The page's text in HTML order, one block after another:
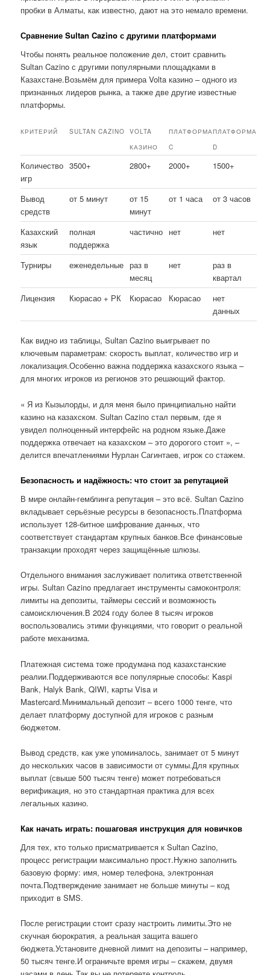
пробки в Алматы, как известно, дают на это немало времени.
Сравнение Sultan Cazino с другими платформами
Чтобы понять реальное положение дел, стоит сравнить
Sultan Cazino с другими популярными площадками в
Казахстане.Возьмём для примера Volta казино – одного из
признанных лидеров рынка, а также две другие известные
платформы.
КРИТЕРИЙ SULTAN CAZINO
VOLTA
КАЗИНО
ПЛАТФОРМА
C
ПЛАТФОРМА
D
Количество
игр
3500+ 2800+ 2000+ 1500+
Вывод
средств
от 5 минут
от 15
минут
от 1 часа от 3 часов
Казахский
язык
полная
поддержка
частично нет нет
Турниры еженедельные раз в
месяц
нет
раз в
квартал
Лицензия
Кюрасао + РК Кюрасао Кюрасао
нет
данных
Как видно из таблицы, Sultan Cazino выигрывает по
ключевым параметрам: скорость выплат, количество игр и
локализация.Особенно важна поддержка казахского языка –
для многих игроков из регионов это решающий фактор.
« Я из Кызылорды, и для меня было принципиально найти
казино на казахском. Sultan Cazino стал первым, где я
увидел полноценный интерфейс на родном языке.Даже
поддержка отвечает на казахском – это дорогого стоит », –
делится впечатлениями Нурлан Сагинтаев, игрок со стажем.
Безопасность и надёжность: что стоит за репутацией
В мире онлайн-гемблинга репутация – это всё. Sultan Cazino
вкладывает серьёзные ресурсы в безопасность.Платформа
использует 128-битное шифрование данных, что
соответствует стандартам крупных банков.Все финансовые
транзакции проходят через защищённые шлюзы.
Отдельного внимания заслуживает политика ответственной
игры. Sultan Cazino предлагает инструменты самоконтроля:
лимиты на депозиты, таймеры сессий и возможность
самоисключения.В 2024 году более 8 тысяч игроков
воспользовались этими функциями, что говорит о реальной
работе механизма.
Платежная система тоже продумана под казахстанские
реалии.Поддерживаются все популярные способы: Kaspi
Bank, Halyk Bank, QIWI, карты Visa и
Mastercard.Минимальный депозит – всего 1000 тенге, что
делает платформу доступной для игроков с разным
бюджетом.
Вывод средств, как уже упоминалось, занимает от 5 минут
до нескольких часов в зависимости от суммы.Для крупных
выплат (свыше 500 тысяч тенге) может потребоваться
верификация, но это стандартная практика для всех
легальных казино.
Как начать играть: пошаговая инструкция для новичков
Для тех, кто только присматривается к Sultan Cazino,
процесс регистрации максимально прост.Нужно заполнить
базовую форму: имя, номер телефона, электронная
почта.Подтверждение занимает не больше минуты – код
приходит в SMS.
После регистрации стоит сразу настроить лимиты.Это не
скучная бюрократия, а реальная защита вашего
бюджета.Установите дневной лимит на депозиты – например,
50 тысяч тенге.И ограничьте время игры – скажем, двумя